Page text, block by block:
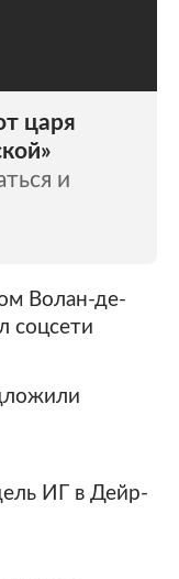
царя
и
Волан-де-
соцсети
ИГ в Дейр-